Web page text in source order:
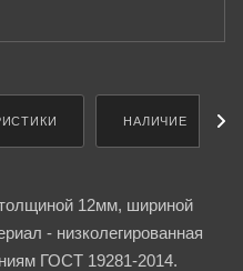
НАЛИЧИЕ
12мм, шириной
- низколегированная
ГОСТ 19281-2014.